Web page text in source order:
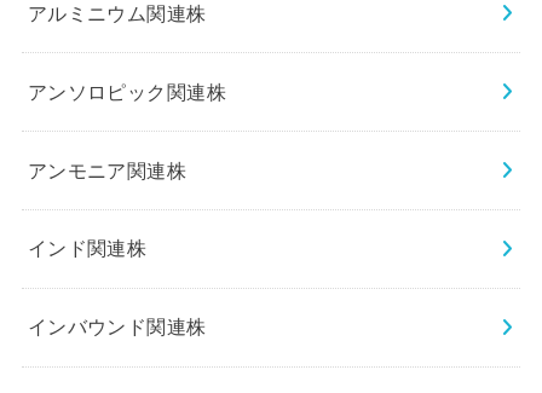
アルミニウム関連株
アンソロピック関連株
アンモニア関連株
インド関連株
インバウンド関連株